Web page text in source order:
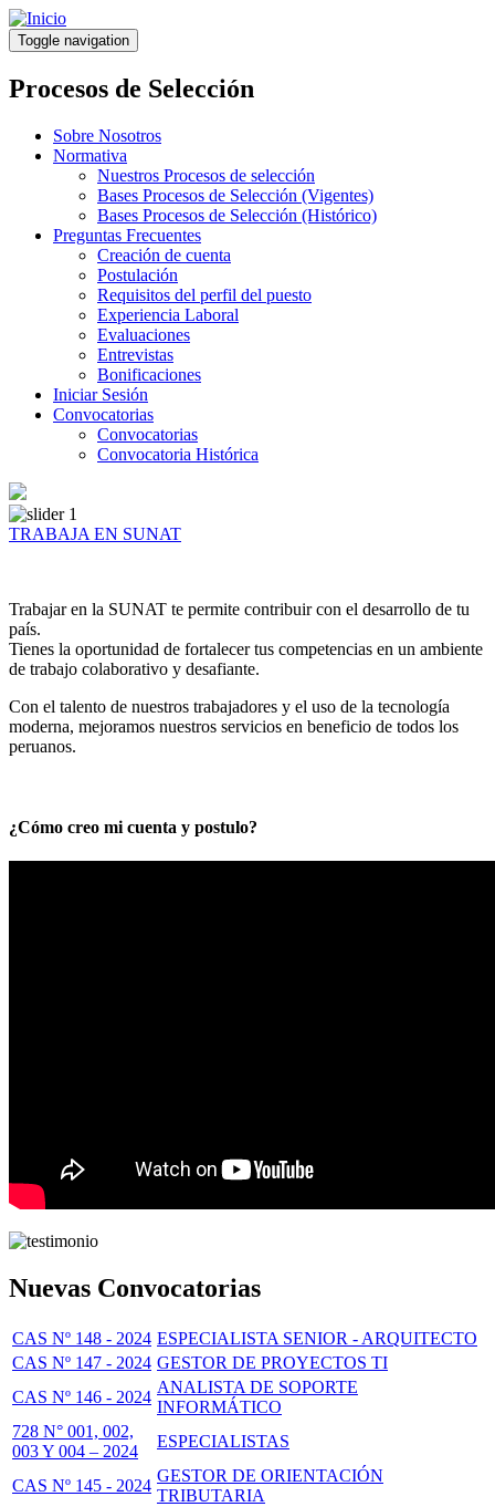
Pasar
al
contenido
principal
Toggle navigation
Procesos de Selección
Sobre Nosotros
Normativa
Nuestros Procesos de selección
Bases Procesos de Selección (Vigentes)
Bases Procesos de Selección (Histórico)
Preguntas Frecuentes
Creación de cuenta
Postulación
Requisitos del perfil del puesto
Experiencia Laboral
Evaluaciones
Entrevistas
Bonificaciones
Iniciar Sesión
Convocatorias
Convocatorias
Convocatoria Histórica
TRABAJA EN SUNAT
Trabajar en la SUNAT te permite contribuir con el desarrollo de tu
país.
Tienes la oportunidad de fortalecer tus competencias en un ambiente
de trabajo colaborativo y desafiante.
Con el talento de nuestros trabajadores y el uso de la tecnología
moderna, mejoramos nuestros servicios en beneficio de todos los
peruanos.
¿Cómo creo mi cuenta y postulo?
Nuevas Convocatorias
CAS Nº 148 - 2024 ESPECIALISTA SENIOR - ARQUITECTO
CAS Nº 147 - 2024 GESTOR DE PROYECTOS TI
CAS Nº 146 - 2024
ANALISTA DE SOPORTE
INFORMÁTICO
728 N° 001, 002,
003 Y 004 – 2024
ESPECIALISTAS
CAS Nº 145 - 2024
GESTOR DE ORIENTACIÓN
TRIBUTARIA